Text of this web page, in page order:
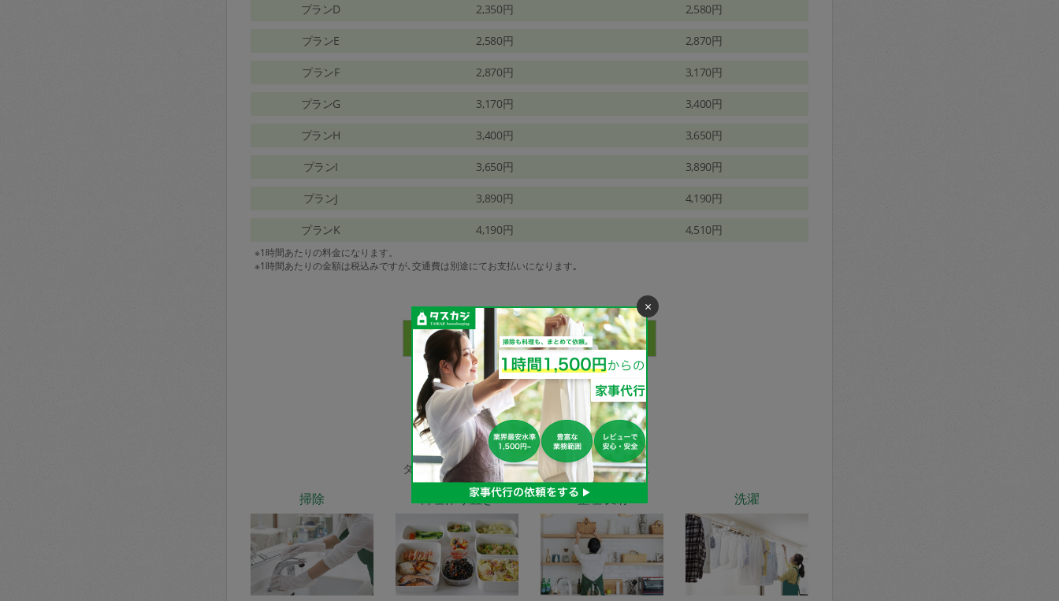
プランD 2,350円 2,580円
プランE 2,580円 2,870円
プランF 2,870円 3,170円
プランG 3,170円 3,400円
プランH 3,400円 3,650円
プランI 3,650円 3,890円
プランJ 3,890円 4,190円
プランK 4,190円 4,510円
※1時間あたりの料金になります。
※1時間あたりの金額は税込みですが､交通費は別途にてお支払いになります｡
家事代行サービスの種類
タスカジで依頼できるサービスは下記となります。
掃除 料理作り置き 整理収納 洗濯
×